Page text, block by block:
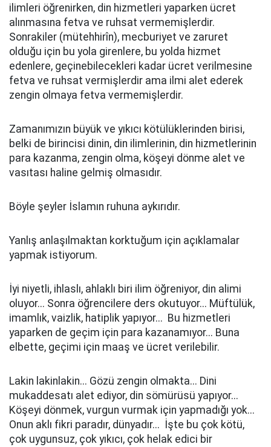
ilimleri öğrenirken, din hizmetleri yaparken ücret
alınmasına fetva ve ruhsat vermemişlerdir.
Sonrakiler (mütehhirîn), mecburiyet ve zaruret
olduğu için bu yola girenlere, bu yolda hizmet
edenlere, geçinebilecekleri kadar ücret verilmesine
fetva ve ruhsat vermişlerdir ama ilmi alet ederek
zengin olmaya fetva vermemişlerdir.
Zamanımızın büyük ve yıkıcı kötülüklerinden birisi,
belki de birincisi dinin, din ilimlerinin, din hizmetlerinin
para kazanma, zengin olma, köşeyi dönme alet ve
vasıtası haline gelmiş olmasıdır.
Böyle şeyler İslamın ruhuna aykırıdır.
Yanlış anlaşılmaktan korktuğum için açıklamalar
yapmak istiyorum.
İyi niyetli, ihlaslı, ahlaklı biri ilim öğreniyor, din alimi
oluyor... Sonra öğrencilere ders okutuyor... Müftülük,
imamlık, vaizlik, hatiplik yapıyor... Bu hizmetleri
yaparken de geçim için para kazanamıyor... Buna
elbette, geçimi için maaş ve ücret verilebilir.
Lakin lakinlakin... Gözü zengin olmakta... Dini
mukaddesatı alet ediyor, din sömürüsü yapıyor...
Köşeyi dönmek, vurgun vurmak için yapmadığı yok...
Onun aklı fikri paradır, dünyadır... İşte bu çok kötü,
çok uygunsuz, çok yıkıcı, çok helak edici bir